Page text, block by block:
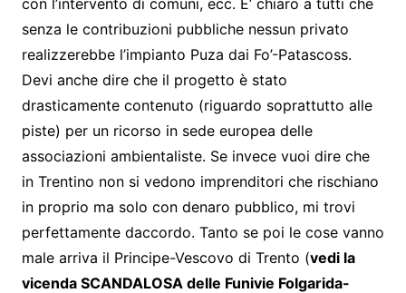
senza le contribuzioni pubbliche nessun privato
realizzerebbe l’impianto Puza dai Fo’-Patascoss.
Devi anche dire che il progetto è stato
drasticamente contenuto (riguardo soprattutto alle
piste) per un ricorso in sede europea delle
associazioni ambientaliste. Se invece vuoi dire che
in Trentino non si vedono imprenditori che rischiano
in proprio ma solo con denaro pubblico, mi trovi
perfettamente daccordo. Tanto se poi le cose vanno
male arriva il Principe-Vescovo di Trento (vedi la
vicenda SCANDALOSA delle Funivie Folgarida-